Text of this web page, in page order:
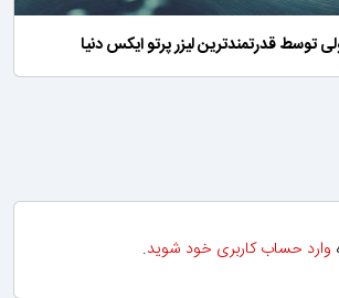
توسط قدرتمندترین لیزر پرتو ایکس دنیا
وارد حساب کاربری خود شوید.